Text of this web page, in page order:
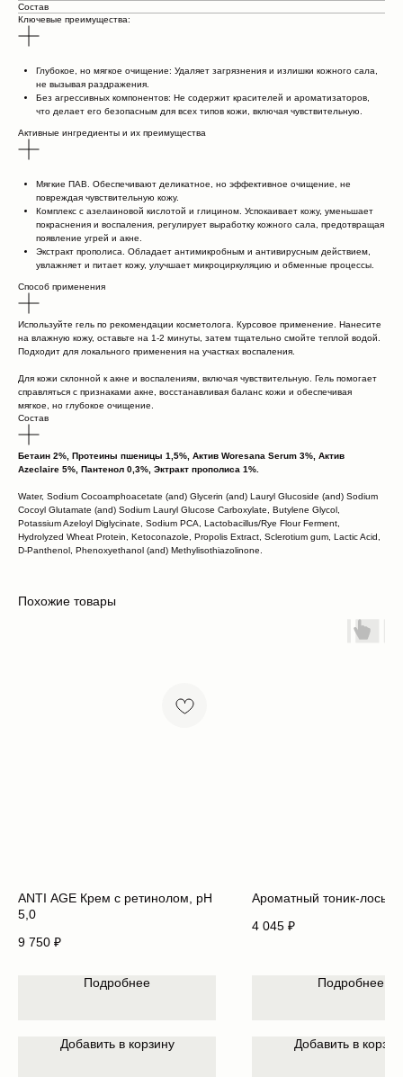
Состав
Ключевые преимущества:​
Глубокое, но мягкое очищение: Удаляет загрязнения и излишки кожного сала,
не вызывая раздражения.​
Без агрессивных компонентов: Не содержит красителей и ароматизаторов,
что делает его безопасным для всех типов кожи, включая чувствительную.​
Активные ингредиенты и их преимущества
Мягкие ПАВ. Обеспечивают деликатное, но эффективное очищение, не
повреждая чувствительную кожу.​
Комплекс с азелаиновой кислотой и глицином. Успокаивает кожу, уменьшает
покраснения и воспаления, регулирует выработку кожного сала, предотвращая
появление угрей и акне.​
Экстракт прополиса. Обладает антимикробным и антивирусным действием,
увлажняет и питает кожу, улучшает микроциркуляцию и обменные процессы.​
Способ применения
Используйте гель по рекомендации косметолога. Курсовое применение. Нанесите
на влажную кожу, оставьте на 1-2 минуты, затем тщательно смойте теплой водой.
Подходит для локального применения на участках воспаления. ​
Для кожи склонной к акне и воспалениям, включая чувствительную.​ Гель помогает
справляться с признаками акне, восстанавливая баланс кожи и обеспечивая
мягкое, но глубокое очищение.
Состав
Бетаин 2%, Протеины пшеницы 1,5%, Актив Woresana Serum 3%, Актив
Azeclaire 5%, Пантенол 0,3%, Эктракт прополиса 1%.
Water, Sodium Cocoamphoacetate (and) Glycerin (and) Lauryl Glucoside (and) Sodium
Cocoyl Glutamate (and) Sodium Lauryl Glucose Carboxylate, Butylene Glycol,
Potassium Azeloyl Diglycinate, Sodium PCA, Lactobacillus/Rye Flour Ferment,
Hydrolyzed Wheat Protein, Ketoconazole, Propolis Extract, Sclerotium gum, Lactic Acid,
D-Panthenol, Phenoxyethanol (and) Methylisothiazolinone.
Похожие товары
ANTI AGE Крем с ретинолом, pH
5,0
9 750 ₽
Подробнее
Добавить в корзину
Ароматный тоник-лосьон
4 045 ₽
Подробнее
Добавить в